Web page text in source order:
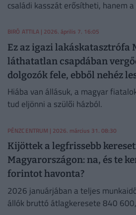
családi kasszát erősítheti, hanem
BIRÓ ATTILA | 2026. április 7. 16:05
Ez az igazi lakáskatasztrófa
láthatatlan csapdában
dolgozók fele, ebből nehéz
Hiába van állásuk, a magyar
tud eljönni a szülői házból.
PÉNZCENTRUM | 2026. március 31. 08:30
Kijöttek a legfrissebb
Magyarországon: na, és te
forintot havonta?
2026 januárjában a teljes
állók bruttó átlagkeresete 840